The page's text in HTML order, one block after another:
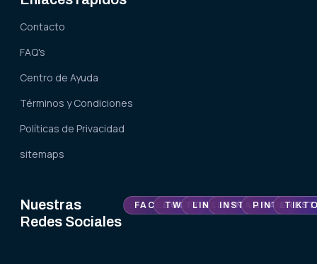
Contacto
FAQ's
Centro de Ayuda
Términos y Condiciones
Políticas de Privacidad
sitemaps
Nuestras
Redes Sociales
FACEBOOK
TWITTERLINKEDININSTAGRAMPINTEREST